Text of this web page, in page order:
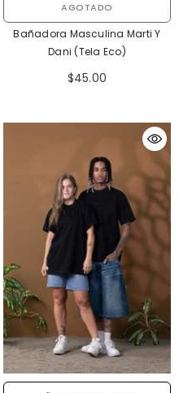
AGOTADO
Bañadora Masculina Marti Y
Dani (Tela Eco)
$45.00